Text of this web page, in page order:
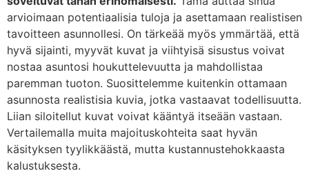
arvioimaan potentiaalisia tuloja ja asettamaan realistisen
tavoitteen asunnollesi. On tärkeää myös ymmärtää, että
hyvä sijainti, myyvät kuvat ja viihtyisä sisustus voivat
nostaa asuntosi houkuttelevuutta ja mahdollistaa
paremman tuoton. Suosittelemme kuitenkin ottamaan
asunnosta realistisia kuvia, jotka vastaavat todellisuutta.
Liian siloitellut kuvat voivat kääntyä itseään vastaan.
Vertailemalla muita majoituskohteita saat hyvän
käsityksen tyylikkäästä, mutta kustannustehokkaasta
kalustuksesta.